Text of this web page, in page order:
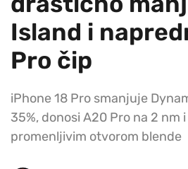
Island i
Pro čip
iPhone 18 Pro smanjuje
35%, donosi A20 Pro na 2 nm
promenljivim otvorom blende